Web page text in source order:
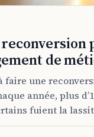
de
faire une
année, plus
fuient la